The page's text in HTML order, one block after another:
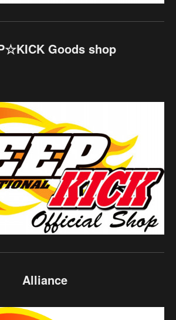
Goods shop
Alliance